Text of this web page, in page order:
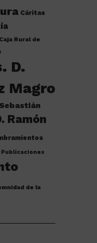
Cáritas
Rural de
D.
Magro
Ramón
Publicaciones
de la